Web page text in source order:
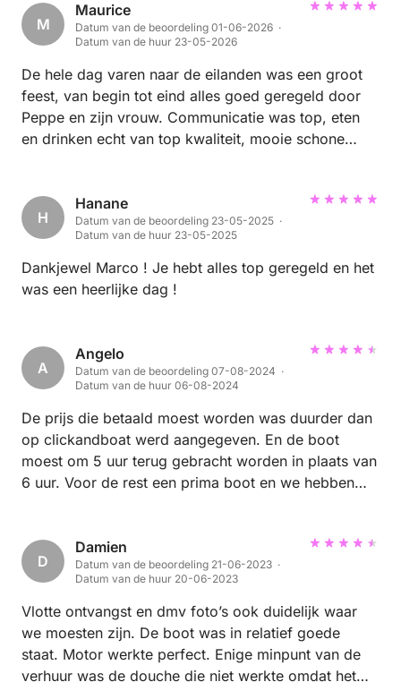
M
Maurice
Datum van de beoordeling 01-06-2026 ·
Datum van de huur 23-05-2026
De hele dag varen naar de eilanden was een groot
feest, van begin tot eind alles goed geregeld door
Peppe en zijn vrouw. Communicatie was top, eten
en drinken echt van top kwaliteit, mooie schone
voor de top dag, ook namens de boys, en we
kunnen echt iedereen deze trip aanraden!!
H
Hanane
Datum van de beoordeling 23-05-2025 ·
Datum van de huur 23-05-2025
Dankjewel Marco ! Je hebt alles top geregeld en het
was een heerlijke dag !
A
Angelo
Datum van de beoordeling 07-08-2024 ·
Datum van de huur 06-08-2024
De prijs die betaald moest worden was duurder dan
op clickandboat werd aangegeven. En de boot
moest om 5 uur terug gebracht worden in plaats van
6 uur. Voor de rest een prima boot en we hebben
D
Damien
Datum van de beoordeling 21-06-2023 ·
Datum van de huur 20-06-2023
Vlotte ontvangst en dmv foto’s ook duidelijk waar
we moesten zijn. De boot was in relatief goede
staat. Motor werkte perfect. Enige minpunt van de
verhuur was de douche die niet werkte omdat het